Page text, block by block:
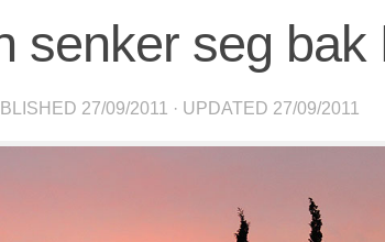
senker seg bak
27/09/2011 · UPDATED 27/09/2011